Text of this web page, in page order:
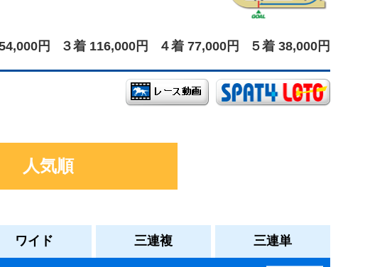
円 ３着 116,000円 ４着 77,000円 ５着 38,000円
人気順
ワイド 三連複 三連単